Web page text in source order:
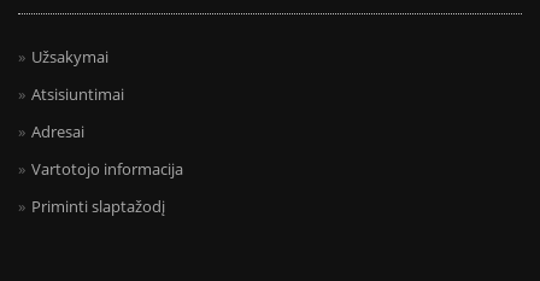
Užsakymai
Atsisiuntimai
Adresai
Vartotojo informacija
Priminti slaptažodį